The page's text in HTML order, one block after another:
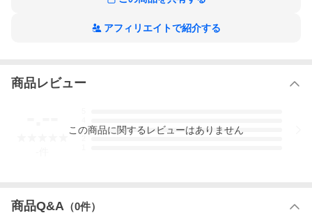
ーダウン付き 3WAY フード付き 撥水
げた適度なハリ感ある生地を使用。
ゆったりとしたフィットで、秋冬のレイヤードにも対応し、
ゴールドカラーのパーツが程よくリュクスな雰囲気に。
施されています。
アフィリエイトで紹介する
商品レビュー
3
この商品に関するレビューはありません
商品Q&A （0件）